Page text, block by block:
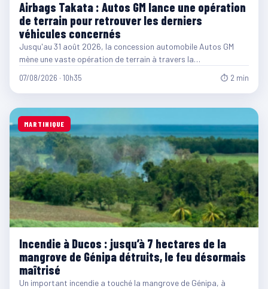
Airbags Takata : Autos GM lance une opération
de terrain pour retrouver les derniers
véhicules concernés
Jusqu'au 31 août 2026, la concession automobile Autos GM
mène une vaste opération de terrain à travers la…
07/08/2026 · 10h35 ⏱ 2 min
MARTINIQUE
Incendie à Ducos : jusqu’à 7 hectares de la
mangrove de Génipa détruits, le feu désormais
maîtrisé
Un important incendie a touché la mangrove de Génipa, à